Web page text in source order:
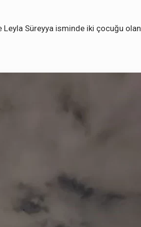
Süreyya isminde iki çocuğu olan